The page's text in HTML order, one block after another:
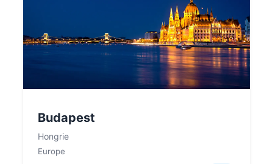
Budapest
Hongrie
Europe